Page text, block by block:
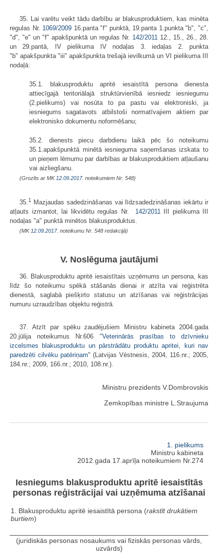
35. Lai varētu veikt tādu darbību ar blakusproduktiem, kas minēta
regulas Nr. 1069/2009 16.panta "f" punktā, 19.panta 1.punkta "b", "c",
"d", "e" un "f" apakšpunktā un regulas Nr. 142/2011 12., 15., 26., 28.
un 29.pantā, IV pielikuma IV nodaļas 3. iedaļas 2. punkta
"b" apakšpunkta "iii" apakšpunkta trešajā ievilkumā un VI pielikuma III
nodaļā:
35.1. blakusproduktu apritē iesaistītā persona dienesta
attiecīgajā teritoriālajā struktūrvienībā iesniedz iesniegumu
(2.pielikums) vai nosūta to pa pastu vai elektroniski, ja
iesniegums sagatavots atbilstoši normatīvajiem aktiem par
elektronisko dokumentu noformēšanu;
35.2. dienests piecu darbdienu laikā pēc šo noteikumu
35.1.apakšpunktā minētā iesnieguma saņemšanas izskata to
un pieņem lēmumu par darbības ar blakusproduktiem atļaušanu
vai aizliegšanu.
(Grozīts ar MK 12.09.2017. noteikumiem Nr. 548)
35. 1
Mazjaudas sadedzināšanas vai līdzsadedzināšanas iekārtu ir
atļauts izmantot, lai likvidētu regulas Nr. 142/2011
III pielikuma III
nodaļas "a" punktā minētos blakusproduktus.
(MK 12.09.2017. noteikumu Nr. 548 redakcijā)
V. Noslēguma jautājumi
36. Blakusproduktu apritē iesaistītais uzņēmums un persona, kas
līdz šo noteikumu spēkā stāšanās dienai ir atzīta vai reģistrēta
dienestā, saglabā piešķirto statusu un atzīšanas vai reģistrācijas
numuru uzraudzības objektu reģistrā.
37. Atzīt par spēku zaudējušiem Ministru kabineta 2004.gada
20.jūlija noteikumus Nr.606 "Veterinārās prasības to dzīvnieku
izcelsmes blakusproduktu un pārstrādātu produktu apritei, kuri nav
paredzēti cilvēku patēriņam" (Latvijas Vēstnesis, 2004, 116.nr.; 2005,
184.nr.; 2009, 166.nr.; 2010, 108.nr.).
Ministru prezidents V.Dombrovskis
Zemkopības ministre L.Straujuma
1. pielikums
Ministru kabineta
2012.gada 17.aprīļa noteikumiem Nr.274
Iesniegums blakusproduktu apritē iesaistītās
personas reģistrācijai vai uzņēmuma atzīšanai
1. Blakusproduktu apritē iesaistītā persona (rakstīt drukātiem
burtiem)
(juridiskās personas nosaukums vai fiziskās personas vārds,
uzvārds)